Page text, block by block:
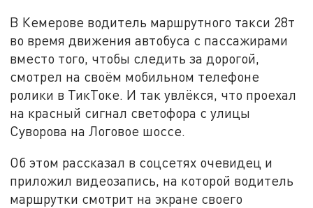
В Кемерове водитель маршрутного такси 28т
во время движения автобуса с пассажирами
вместо того, чтобы следить за дорогой,
смотрел на своём мобильном телефоне
ролики в ТикТоке. И так увлёкся, что проехал
на красный сигнал светофора с улицы
Суворова на Логовое шоссе.
Об этом рассказал в соцсетях очевидец и
приложил видеозапись, на которой водитель
маршрутки смотрит на экране своего